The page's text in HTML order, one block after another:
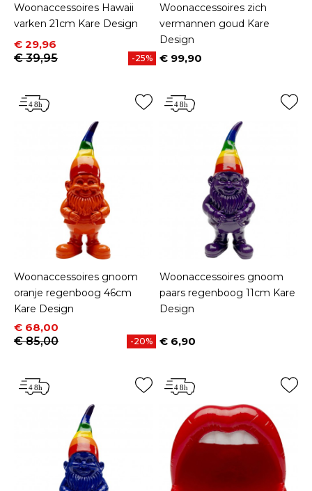
Woonaccessoires Hawaii
varken 21cm Kare Design
Prijs
€ 29,96
Normale prijs
€ 39,95
-25%
Woonaccessoires zich
vermannen goud Kare
Design
Prijs
€ 99,90
Woonaccessoires gnoom
oranje regenboog 46cm
Kare Design
Prijs
€ 68,00
Normale prijs
€ 85,00
-20%
Woonaccessoires gnoom
paars regenboog 11cm Kare
Design
Prijs
€ 6,90